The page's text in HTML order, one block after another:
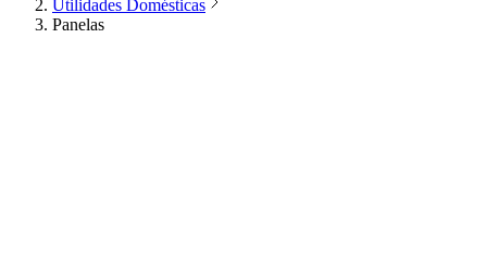
Utilidades Domésticas
Panelas